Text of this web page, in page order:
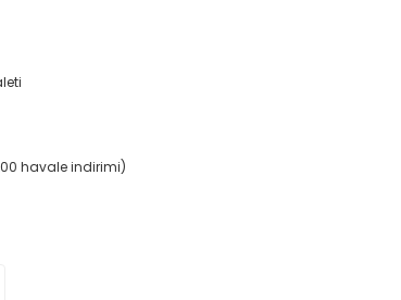
havale indirimi)